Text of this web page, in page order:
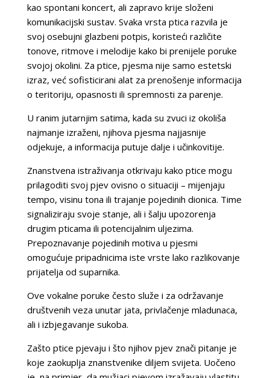
kao spontani koncert, ali zapravo krije složeni
komunikacijski sustav. Svaka vrsta ptica razvila je
svoj osebujni glazbeni potpis, koristeći različite
tonove, ritmove i melodije kako bi prenijele poruke
svojoj okolini. Za ptice, pjesma nije samo estetski
izraz, već sofisticirani alat za prenošenje informacija
o teritoriju, opasnosti ili spremnosti za parenje.
U ranim jutarnjim satima, kada su zvuci iz okoliša
najmanje izraženi, njihova pjesma najjasnije
odjekuje, a informacija putuje dalje i učinkovitije.
Znanstvena istraživanja otkrivaju kako ptice mogu
prilagoditi svoj pjev ovisno o situaciji – mijenjaju
tempo, visinu tona ili trajanje pojedinih dionica. Time
signaliziraju svoje stanje, ali i šalju upozorenja
drugim pticama ili potencijalnim uljezima.
Prepoznavanje pojedinih motiva u pjesmi
omogućuje pripadnicima iste vrste lako razlikovanje
prijatelja od suparnika.
Ove vokalne poruke često služe i za održavanje
društvenih veza unutar jata, privlačenje mladunaca,
ali i izbjegavanje sukoba.
Zašto ptice pjevaju i što njihov pjev znači pitanje je
koje zaokuplja znanstvenike diljem svijeta. Uočeno